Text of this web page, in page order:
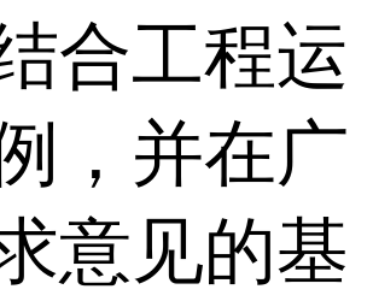
合工程运
，并在广
意见的基